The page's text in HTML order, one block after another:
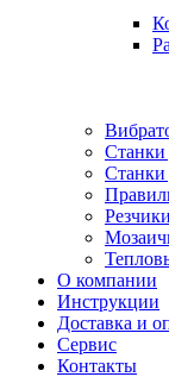
Станки
Станки
О компании
Инструкции
Доставка и
Сервис
Контакты